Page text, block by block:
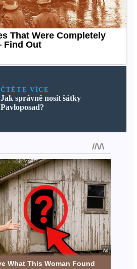
ČTĚTE VÍCE
Jak správně nosit šátky
Pavloposad?